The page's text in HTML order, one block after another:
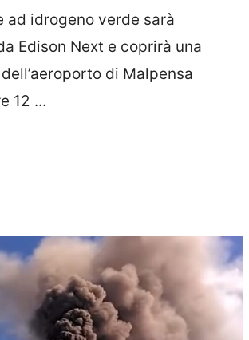
ad idrogeno verde sarà
Edison Next e coprirà una
di Malpensa
12 ...